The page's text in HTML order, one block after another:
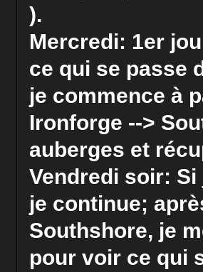
).
Mercredi: 1er
ce qui se passe
je commence à
Ironforge -->
auberges et
Vendredi soir:
je continue;
Southshore, je
pour voir ce qui